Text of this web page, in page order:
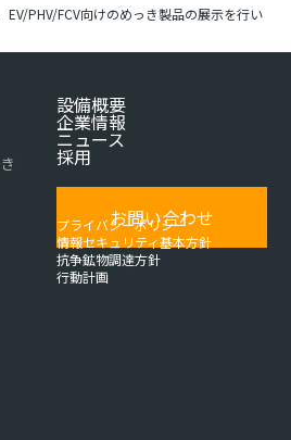
PHV/FCV向けのめっき製品の展示を行い
設備概要
企業情報
ニュース
採用
お問い合わせ
プライバシーポリシー
情報セキュリティ基本方針
抗争鉱物調達方針
行動計画